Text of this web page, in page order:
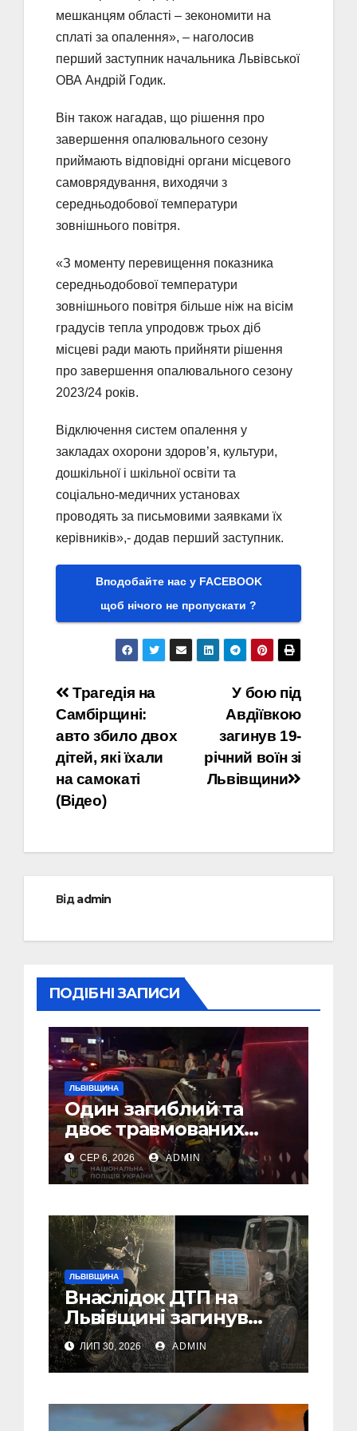
мешканцям області – зекономити на
сплаті за опалення», – наголосив
перший заступник начальника Львівської
ОВА Андрій Годик.
Він також нагадав, що рішення про
завершення опалювального сезону
приймають відповідні органи місцевого
самоврядування, виходячи з
середньодобової температури
зовнішнього повітря.
«З моменту перевищення показника
середньодобової температури
зовнішнього повітря більше ніж на вісім
градусів тепла упродовж трьох діб
місцеві ради мають прийняти рішення
про завершення опалювального сезону
2023/24 років.
Відключення систем опалення у
закладах охорони здоров’я, культури,
дошкільної і шкільної освіти та
соціально-медичних установах
проводять за письмовими заявками їх
керівників»,- додав перший заступник.
Вподобайте нас у FACEBOOK
щоб нічого не пропускати ?
Навігація
записів
У бою під
Авдіївкою
загинув 19-
річний воїн зі
Львівщини
Трагедія на
Самбірщині:
авто збило двох
дітей, які їхали
на самокаті
(Відео)
Відadmin
ПОДІБНІ ЗАПИСИ
ЛЬВІВЩИНА
Один загиблий та
двоє травмованих
внаслідок ДТП на
Самбірщині
СЕР 6, 2026 ADMIN
ЛЬВІВЩИНА
Внаслідок ДТП на
Львівщині загинув
малолітній водій
скутера, а
неповнолітній
ЛИП 30, 2026 ADMIN